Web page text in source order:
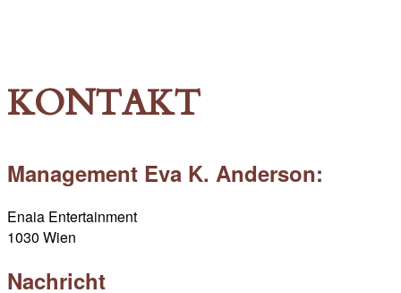
KONTAKT
Management Eva K. Anderson:
Enaia Entertainment
1030 Wien
Nachricht